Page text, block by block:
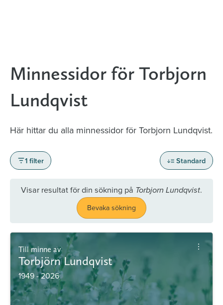
Minnessidor för Torbjorn
Lundqvist
Här hittar du alla minnessidor för Torbjorn Lundqvist.
1 filter Standard
Visar resultat för din sökning på Torbjorn Lundqvist.
Bevaka sökning
Till minne av
Torbjörn Lundqvist
1949 - 2026